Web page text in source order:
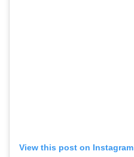
View this post on Instagram